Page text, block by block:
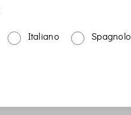
Italiano Spagnolo